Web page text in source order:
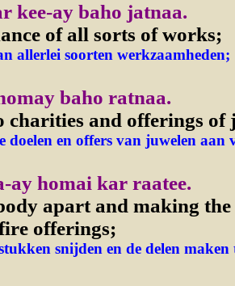
kee-ay baho jatnaa.
of all sorts of works;
allerlei soorten werkzaamheden;
baho ratnaa.
charities and offerings of
doelen en offers van juwelen aan
ay homai kar raatee.
apart and making the
offerings;
snijden en de delen